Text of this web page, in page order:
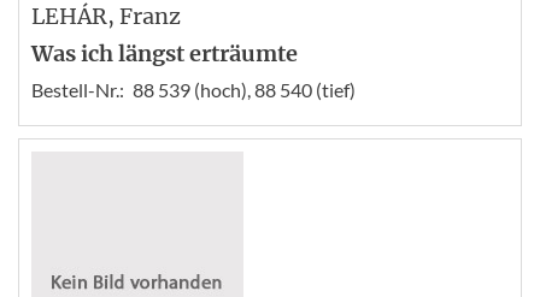
LEHÁR, Franz
Was ich längst erträumte
Bestell-Nr.: 88 539 (hoch), 88 540 (tief)